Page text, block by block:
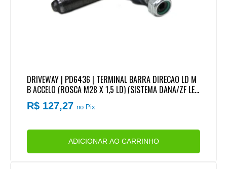
DRIVEWAY | PD6436 | TERMINAL BARRA DIRECAO LD M
B ACCELO (ROSCA M28 X 1,5 LD) (SISTEMA DANA/ZF LE
MFORDER)
R$ 127,27no Pix
ADICIONAR AO CARRINHO